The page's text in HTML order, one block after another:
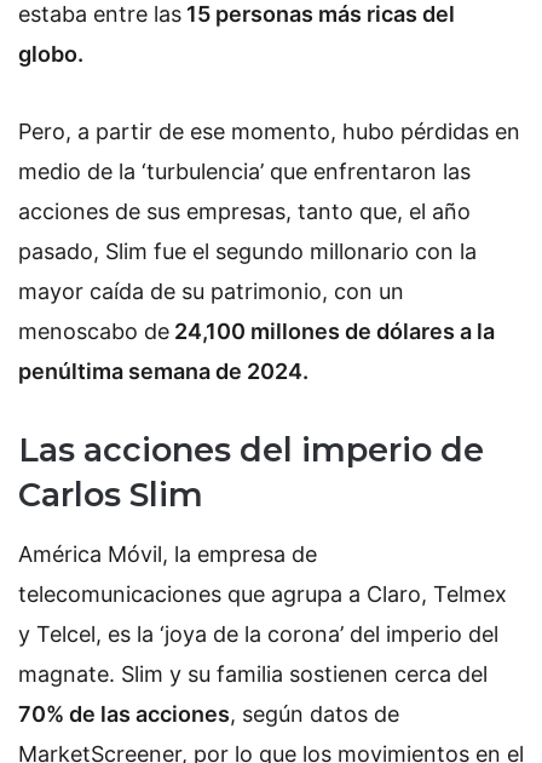
estaba entre las 15 personas más ricas del
globo.
Pero, a partir de ese momento, hubo pérdidas en
medio de la ‘turbulencia’ que enfrentaron las
acciones de sus empresas, tanto que, el año
pasado, Slim fue el segundo millonario con la
mayor caída de su patrimonio, con un
menoscabo de 24,100 millones de dólares a la
penúltima semana de 2024.
Las acciones del imperio de
Carlos Slim
América Móvil, la empresa de
telecomunicaciones que agrupa a Claro, Telmex
y Telcel, es la ‘joya de la corona’ del imperio del
magnate. Slim y su familia sostienen cerca del
70% de las acciones, según datos de
MarketScreener, por lo que los movimientos en el